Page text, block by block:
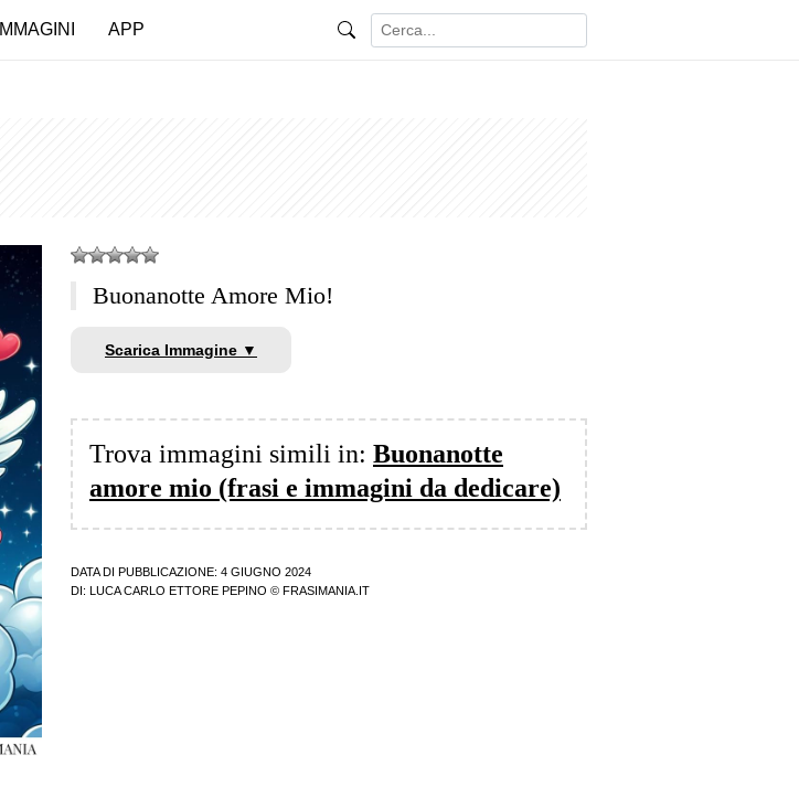
IMMAGINI APP
Buonanotte Amore Mio!
Scarica Immagine ▼
Trova immagini simili in: Buonanotte
amore mio (frasi e immagini da dedicare)
DATA DI PUBBLICAZIONE: 4 GIUGNO 2024
DI:
LUCA CARLO ETTORE PEPINO © FRASIMANIA.IT